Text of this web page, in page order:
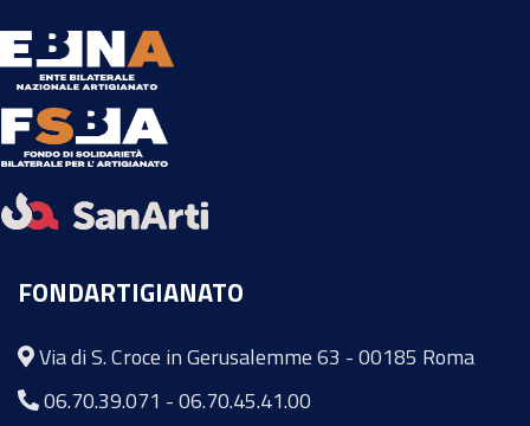
FONDARTIGIANATO
Via di S. Croce in Gerusalemme 63 - 00185 Roma
06.70.39.071 -06.70.45.41.00